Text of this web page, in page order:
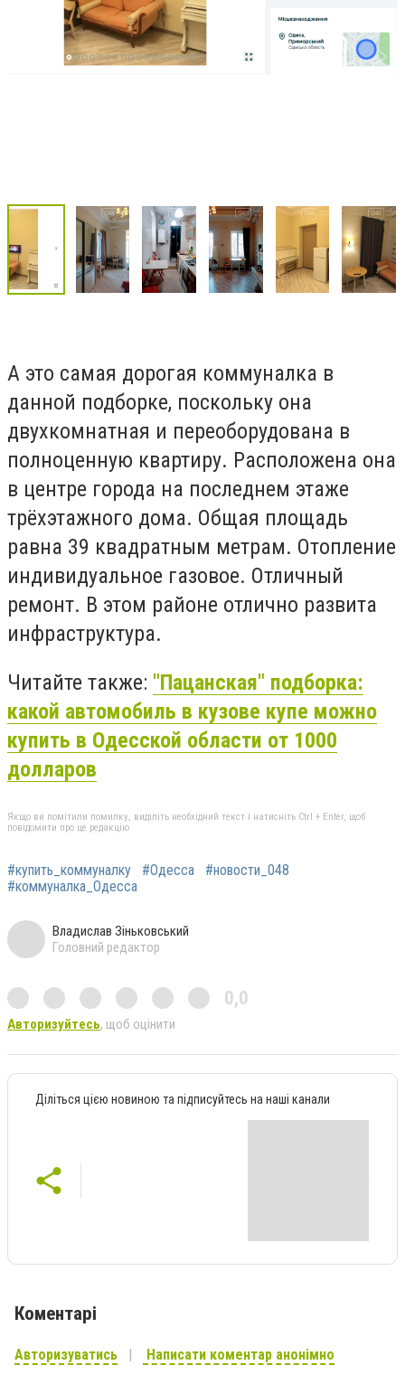
А это самая дорогая коммуналка в
данной подборке, поскольку она
двухкомнатная и переоборудована в
полноценную квартиру. Расположена она
в центре города на последнем этаже
трёхэтажного дома. Общая площадь
равна 39 квадратным метрам. Отопление
индивидуальное газовое. Отличный
ремонт. В этом районе отлично развита
инфраструктура.
Читайте также: "Пацанская" подборка:
какой автомобиль в кузове купе можно
купить в Одесской области от 1000
долларов
Якщо ви помітили помилку, виділіть необхідний текст і натисніть Ctrl + Enter, щоб
повідомити про це редакцію
#купить_коммуналку #Одесса
#новости_048
#коммуналка_Одесса
Владислав Зіньковський
Головний редактор
0,0
Авторизуйтесь, щоб оцінити
Діліться цією новиною та підписуйтесь на наші канали
Коментарі
Авторизуватись Написати коментар анонімно